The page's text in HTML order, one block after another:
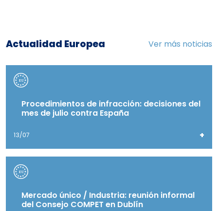
Actualidad Europea Ver más noticias
Procedimientos de infracción: decisiones del
mes de julio contra España
13/07 +
Mercado único / Industria: reunión informal
del Consejo COMPET en Dublín